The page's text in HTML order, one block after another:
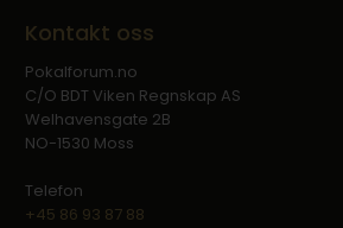
Kontakt oss
Pokalforum.no
C/O BDT Viken Regnskap AS
Welhavensgate 2B
NO-1530 Moss
Telefon
+45 86 93 87 88